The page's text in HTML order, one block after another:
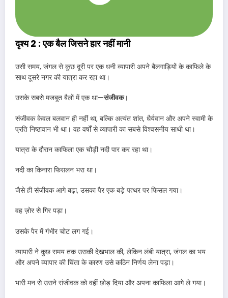
दृश्य 2 : एक बैल जिसने हार नहीं मानी
उसी समय, जंगल से कुछ दूरी पर एक धनी व्यापारी अपने बैलगाड़ियों के काफिले के
साथ दूसरे नगर की यात्रा कर रहा था।
उसके सबसे मजबूत बैलों में एक था—संजीवक।
संजीवक केवल बलवान ही नहीं था, बल्कि अत्यंत शांत, धैर्यवान और अपने स्वामी के
प्रति निष्ठावान भी था। वह वर्षों से व्यापारी का सबसे विश्वसनीय साथी था।
यात्रा के दौरान काफिला एक चौड़ी नदी पार कर रहा था।
नदी का किनारा फिसलन भरा था।
जैसे ही संजीवक आगे बढ़ा, उसका पैर एक बड़े पत्थर पर फिसल गया।
वह ज़ोर से गिर पड़ा।
उसके पैर में गंभीर चोट लग गई।
व्यापारी ने कुछ समय तक उसकी देखभाल की, लेकिन लंबी यात्रा, जंगल का भय
और अपने व्यापार की चिंता के कारण उसे कठिन निर्णय लेना पड़ा।
भारी मन से उसने संजीवक को वहीं छोड़ दिया और अपना काफिला आगे ले गया।